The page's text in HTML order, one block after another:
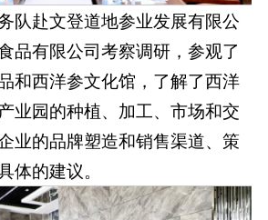
队赴文登道地参业发展有限公
品有限公司考察调研，参观了
和西洋参文化馆，了解了西洋
业园的种植、加工、市场和交
业的品牌塑造和销售渠道、策
体的建议。